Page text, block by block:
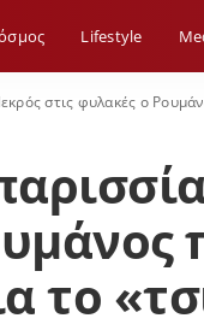
Lifestyle
φυλακές ο Ρουμάνος που
το